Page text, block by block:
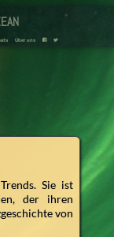
Über uns F T
Sie ist
der ihren
von